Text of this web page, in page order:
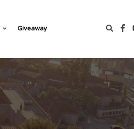
Giveaway